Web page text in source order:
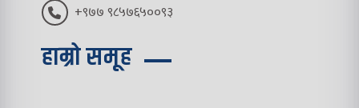
+९७७ ९८५७६५००९३
हाम्रो समूह